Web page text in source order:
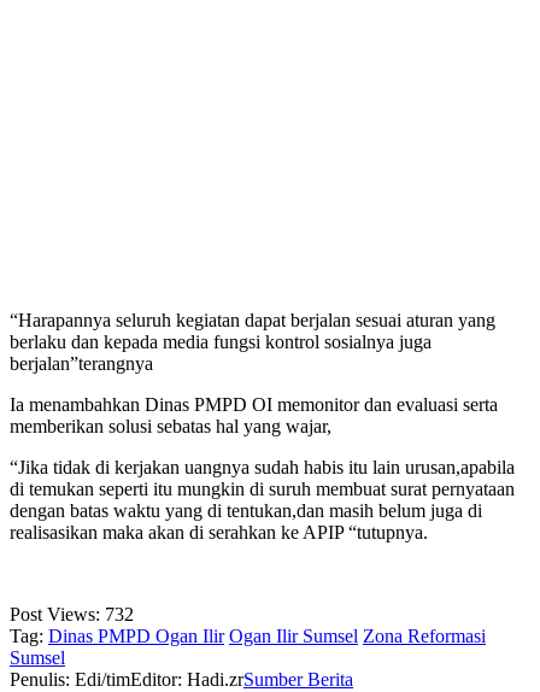
“Harapannya seluruh kegiatan dapat berjalan sesuai aturan yang
berlaku dan kepada media fungsi kontrol sosialnya juga
berjalan”terangnya
Ia menambahkan Dinas PMPD OI memonitor dan evaluasi serta
memberikan solusi sebatas hal yang wajar,
“Jika tidak di kerjakan uangnya sudah habis itu lain urusan,apabila
di temukan seperti itu mungkin di suruh membuat surat pernyataan
dengan batas waktu yang di tentukan,dan masih belum juga di
realisasikan maka akan di serahkan ke APIP “tutupnya.
Post Views: 732
Tag: Dinas PMPD Ogan Ilir Ogan Ilir Sumsel Zona Reformasi
Sumsel
Penulis: Edi/timEditor: Hadi.zrSumber Berita